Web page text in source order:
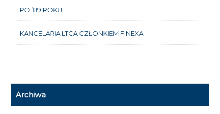
PO ’89 ROKU
KANCELARIA LTCA CZŁONKIEM FINEXA
Archiwa